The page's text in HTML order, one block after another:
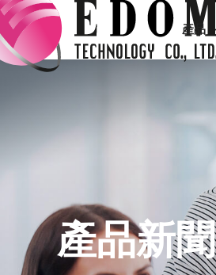
產品
產品新聞